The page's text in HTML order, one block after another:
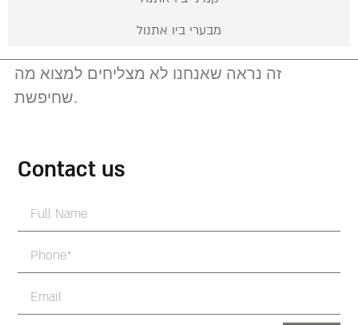
מבערי ביו אתנול
זה נראה שאנחנו לא מצליחים למצוא מה
שחיפשת.
Contact us